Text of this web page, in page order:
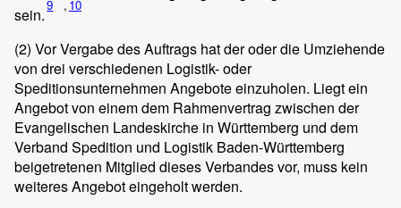
sein.9 , 10
(2) Vor Vergabe des Auftrags hat der oder die Umziehende
von drei verschiedenen Logistik- oder
Speditionsunternehmen Angebote einzuholen. Liegt ein
Angebot von einem dem Rahmenvertrag zwischen der
Evangelischen Landeskirche in Württemberg und dem
Verband Spedition und Logistik Baden-Württemberg
beigetretenen Mitglied dieses Verbandes vor, muss kein
weiteres Angebot eingeholt werden.